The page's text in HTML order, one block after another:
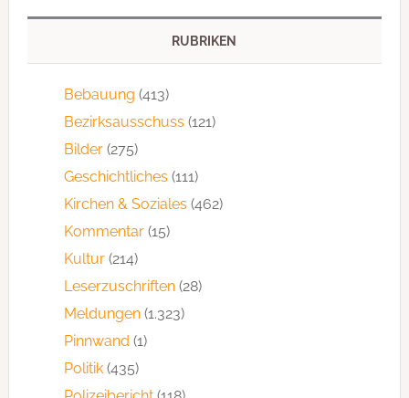
RUBRIKEN
Bebauung (413)
Bezirksausschuss (121)
Bilder(275)
Geschichtliches (111)
Kirchen & Soziales (462)
Kommentar(15)
Kultur(214)
Leserzuschriften(28)
Meldungen(1.323)
Pinnwand (1)
Politik(435)